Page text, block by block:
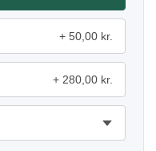
50,00 kr.
280,00 kr.